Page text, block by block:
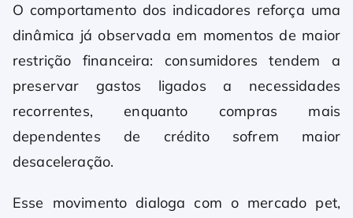
O comportamento dos indicadores reforça uma
dinâmica já observada em momentos de maior
restrição financeira: consumidores tendem a
preservar gastos ligados a necessidades
recorrentes, enquanto compras mais
dependentes de crédito sofrem maior
desaceleração.
Esse movimento dialoga com o mercado pet,